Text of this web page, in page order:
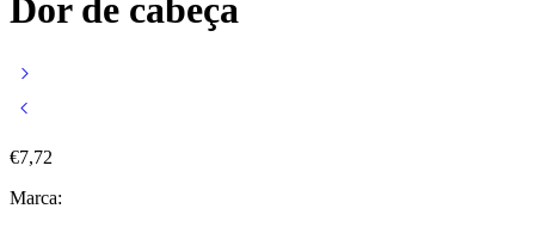
Dor de cabeça
€7,72
Marca: